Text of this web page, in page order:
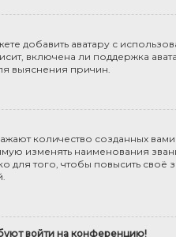
добавить аватару с
включена ли поддержка
выяснения причин.
количество созданных
изменять наименования
того, чтобы повысить своё
войти на конференцию!